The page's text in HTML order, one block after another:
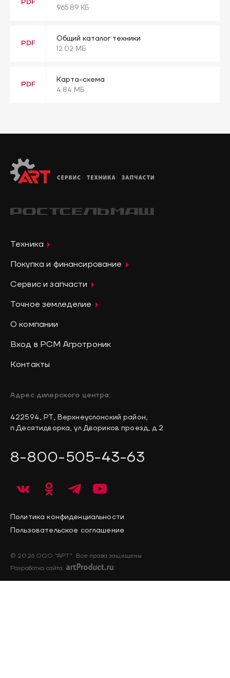
PDF
965.89 КБ
PDF
Общий каталог техники
12.02 МБ
PDF
Карта-схема
4.84 МБ
Техника
Покупка и финансирование
Сервис и запчасти
Точное земледелие
О компании
Вход в РСМ Агротроник
Контакты
Адрес дилерского центра:
422594, РТ, Верхнеуслонский район,
п.Десятидворка, ул.Двориков проезд, д.2
8-800-505-43-63
© 2026 ООО "АРТ". Все права защищены
Политика конфиденциальности
Пользовательское соглашение
Разработка сайта: